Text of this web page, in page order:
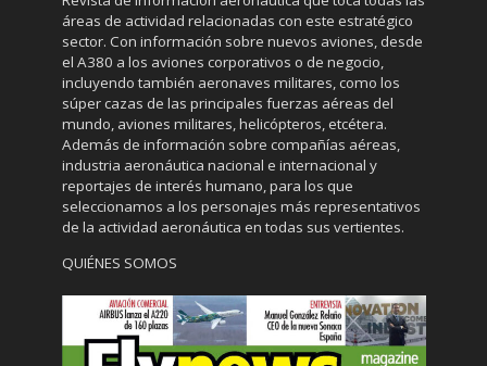
áreas de actividad relacionadas con este estratégico
sector. Con información sobre nuevos aviones, desde
el A380 a los aviones corporativos o de negocio,
incluyendo también aeronaves militares, como los
súper cazas de las principales fuerzas aéreas del
mundo, aviones militares, helicópteros, etcétera.
Además de información sobre compañías aéreas,
industria aeronáutica nacional e internacional y
reportajes de interés humano, para los que
seleccionamos a los personajes más representativos
de la actividad aeronáutica en todas sus vertientes.
QUIÉNES SOMOS